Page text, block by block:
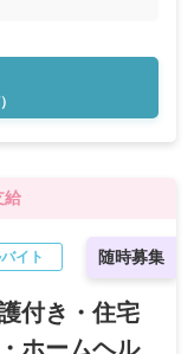
給
随時募集
イト
付き・住宅
ホームヘル